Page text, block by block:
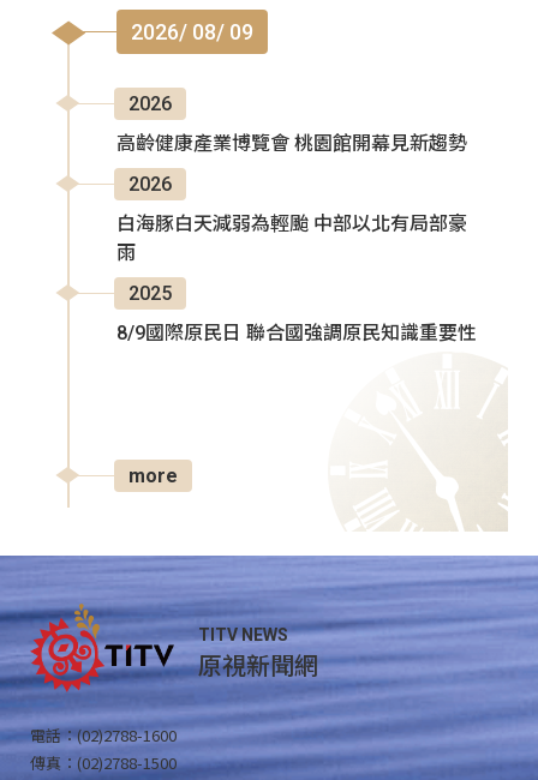
2026/ 08/ 09
2026
高齡健康產業博覽會 桃園館開幕見新趨勢
2026
白海豚白天減弱為輕颱 中部以北有局部豪
雨
2025
8/9國際原民日 聯合國強調原民知識重要性
more
TITV NEWS
原視新聞網
電話：(02)2788-1600
傳真：(02)2788-1500